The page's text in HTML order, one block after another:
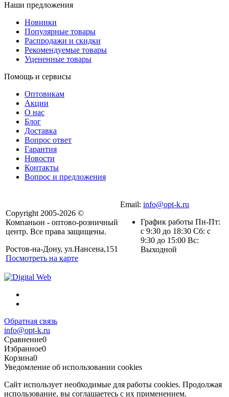
Наши предложения
Новинки
Популярные товары
Распродажи и скидки
Рекомендуемые товары
Уцененные товары
Помощь и сервисы
Оптовикам
Акции
О нас
Блог
Доставка
Вопрос ответ
Гарантия
Новости
Контакты
Вопрос и предложения
Copyright 2005-2026 ©
Компаньон - оптово-розничный
центр. Все права защищены.
Ростов-на-Дону, ул.Нансена,151
Посмотреть на карте
Email: info@opt-k.ru
График работы Пн-Пт:
с 9:30 до 18:30 Сб: с
9:30 до 15:00 Вс:
Выходной
Обратная связь
info@opt-k.ru
Сравнение0
Избранное0
Корзина0
Уведомление об использовании cookies
Сайт использует необходимые для работы cookies. Продолжая
использование, вы соглашаетесь с их применением.